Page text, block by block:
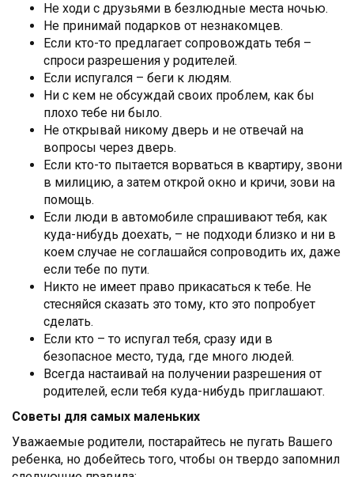
Не ходи с друзьями в безлюдные места ночью.
Не принимай подарков от незнакомцев.
Если кто-то предлагает сопровождать тебя –
спроси разрешения у родителей.
Если испугался – беги к людям.
Ни с кем не обсуждай своих проблем, как бы
плохо тебе ни было.
Не открывай никому дверь и не отвечай на
вопросы через дверь.
Если кто-то пытается ворваться в квартиру, звони
в милицию, а затем открой окно и кричи, зови на
помощь.
Если люди в автомобиле спрашивают тебя, как
куда-нибудь доехать, – не подходи близко и ни в
коем случае не соглашайся сопроводить их, даже
если тебе по пути.
Никто не имеет право прикасаться к тебе. Не
стесняйся сказать это тому, кто это попробует
сделать.
Если кто – то испугал тебя, сразу иди в
безопасное место, туда, где много людей.
Всегда настаивай на получении разрешения от
родителей, если тебя куда-нибудь приглашают.
Советы для самых маленьких
Уважаемые родители, постарайтесь не пугать Вашего
ребенка, но добейтесь того, чтобы он твердо запомнил